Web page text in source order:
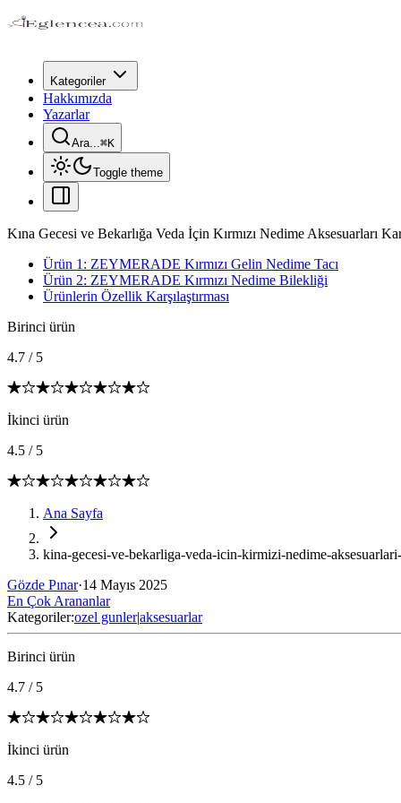
Kategoriler
Hakkımızda
Yazarlar
Ara...⌘K
Toggle theme
Kına Gecesi ve Bekarlığa Veda İçin Kırmızı Nedime Aksesuarları
Ürün 1: ZEYMERADE Kırmızı Gelin Nedime Tacı
Ürün 2: ZEYMERADE Kırmızı Nedime Bilekliği
Ürünlerin Özellik Karşılaştırması
Birinci ürün
4.7 / 5
İkinci ürün
4.5 / 5
Ana Sayfa
kina-gecesi-ve-bekarliga-veda-icin-kirmizi-nedime-
Gözde Pınar·14 Mayıs 2025
En Çok Arananlar
Kategoriler:ozel gunler|aksesuarlar
Birinci ürün
4.7 / 5
İkinci ürün
4.5 / 5